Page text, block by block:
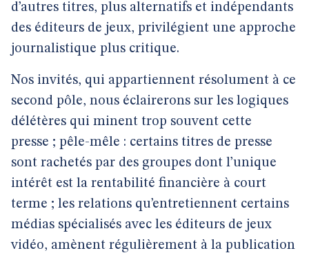
d’autres titres, plus alternatifs et indépendants
des éditeurs de jeux, privilégient une approche
journalistique plus critique.
Nos invités, qui appartiennent résolument à ce
second pôle, nous éclairerons sur les logiques
délétères qui minent trop souvent cette
presse ; pêle-mêle : certains titres de presse
sont rachetés par des groupes dont l’unique
intérêt est la rentabilité financière à court
terme ; les relations qu’entretiennent certains
médias spécialisés avec les éditeurs de jeux
vidéo, amènent régulièrement à la publication